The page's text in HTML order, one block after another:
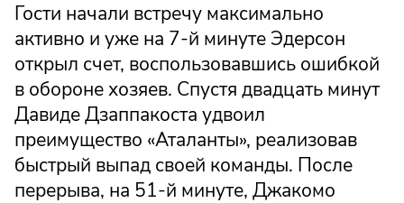
Гости начали встречу максимально
активно и уже на 7-й минуте Эдерсон
открыл счет, воспользовавшись ошибкой
в обороне хозяев. Спустя двадцать минут
Давиде Дзаппакоста удвоил
преимущество «Аталанты», реализовав
быстрый выпад своей команды. После
перерыва, на 51-й минуте, Джакомо